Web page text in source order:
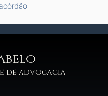
de advocacia